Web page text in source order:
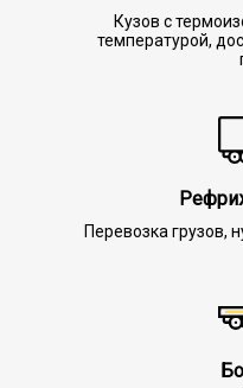
Кузов с
температурой,
Перевозка грузов,